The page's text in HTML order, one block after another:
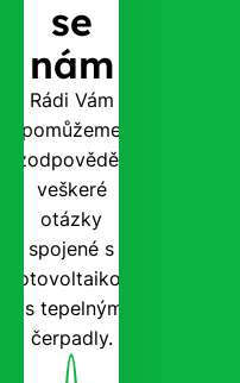
se
nám
Rádi Vám
pomůžeme
zodpovědět
veškeré
otázky
spojené s
fotovoltaikou
i s tepelnými
čerpadly.